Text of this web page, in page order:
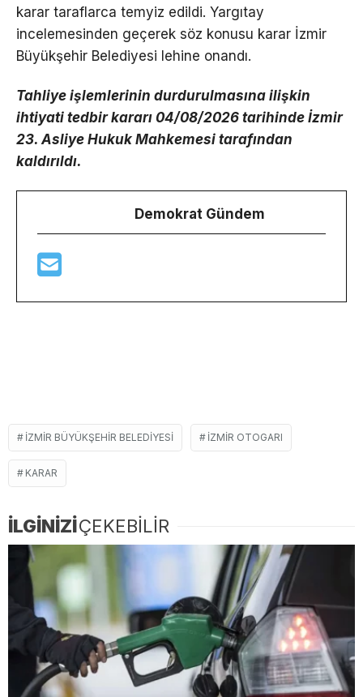
karar taraflarca temyiz edildi. Yargıtay
incelemesinden geçerek söz konusu karar İzmir
Büyükşehir Belediyesi lehine onandı.
Tahliye işlemlerinin durdurulmasına ilişkin
ihtiyati tedbir kararı 04/08/2026 tarihinde İzmir
23. Asliye Hukuk Mahkemesi tarafından
kaldırıldı.
Demokrat Gündem
İZMIR BÜYÜKŞEHIR BELEDIYESI IZMIR OTOGARI
KARAR
İLGİNİZİÇEKEBİLİR